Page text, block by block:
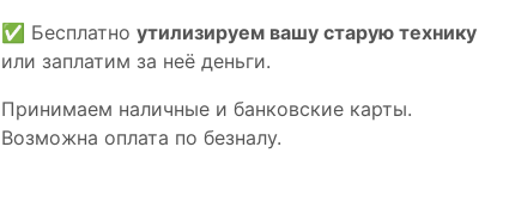
✅ Бесплатно утилизируем вашу старую технику
или заплатим за неё деньги.
Принимаем наличные и банковские карты.
Возможна оплата по безналу.